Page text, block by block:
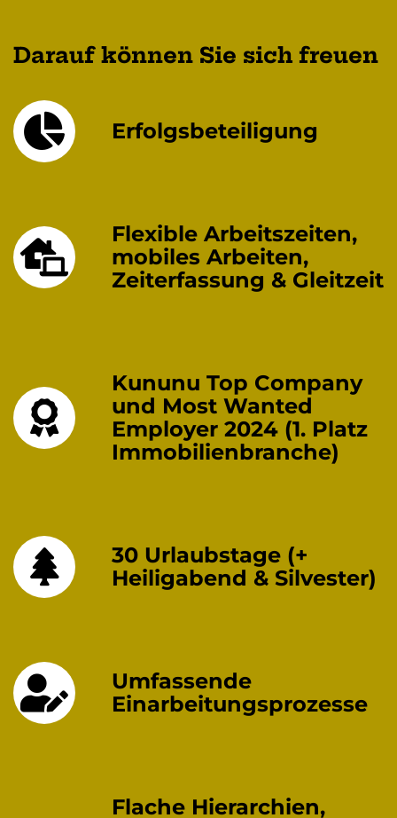
Darauf können Sie sich freuen
Erfolgsbeteiligung
Flexible Arbeitszeiten,
mobiles Arbeiten,
Zeiterfassung & Gleitzeit
Kununu Top Company
und Most Wanted
Employer 2024 (1. Platz
Immobilienbranche)
30 Urlaubstage (+
Heiligabend & Silvester)
Umfassende
Einarbeitungsprozesse
Flache Hierarchien,